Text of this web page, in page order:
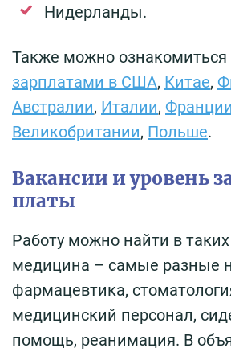
Нидерланды.
Также можно ознакомиться
зарплатами в США, Китае,
Австралии, Италии, Франции
Великобритании, Польше.
Вакансии и уровень
платы
Работу можно найти в
медицина – самые разные
фармацевтика,
медицинский персонал,
помощь, реанимация. В